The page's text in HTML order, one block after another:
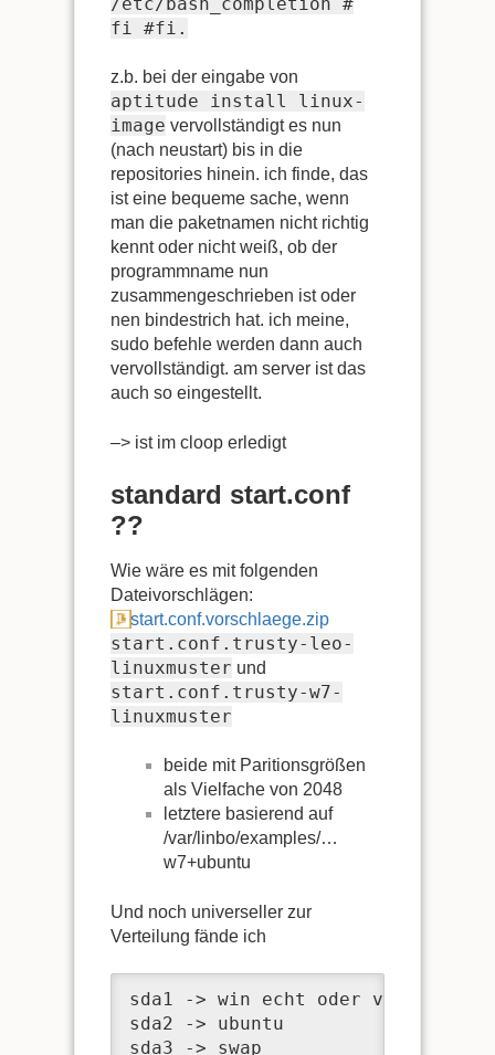
fi #fi.
z.b. bei der eingabe von
aptitude install linux-
image vervollständigt es nun
(nach neustart) bis in die
repositories hinein. ich finde, das
ist eine bequeme sache, wenn
man die paketnamen nicht richtig
kennt oder nicht weiß, ob der
programmname nun
zusammengeschrieben ist oder
nen bindestrich hat. ich meine,
sudo befehle werden dann auch
vervollständigt. am server ist das
auch so eingestellt.
–> ist im cloop erledigt
standard start.conf
??
Wie wäre es mit folgenden
Dateivorschlägen:
start.conf.vorschlaege.zip
start.conf.trusty-leo-
linuxmuster und
start.conf.trusty-w7-
linuxmuster
beide mit Paritionsgrößen
als Vielfache von 2048
letztere basierend auf
/var/linbo/examples/…
w7+ubuntu
Und noch universeller zur
Verteilung fände ich
sda1 -> win echt oder vm
sda2 -> ubuntu
sda3 -> swap